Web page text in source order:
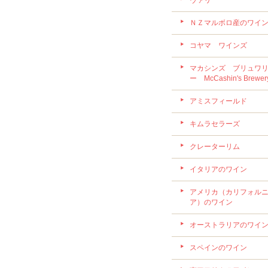
ＮＺマルボロ産のワイン
コヤマ ワインズ
マカシンズ ブリュワリ
ー McCashin's
アミスフィールド
キムラセラーズ
クレーターリム
イタリアのワイン
アメリカ（カリフォルニ
ア）のワイン
オーストラリアのワイン
スペインのワイン